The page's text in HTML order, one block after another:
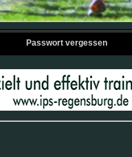
Passwort vergessen